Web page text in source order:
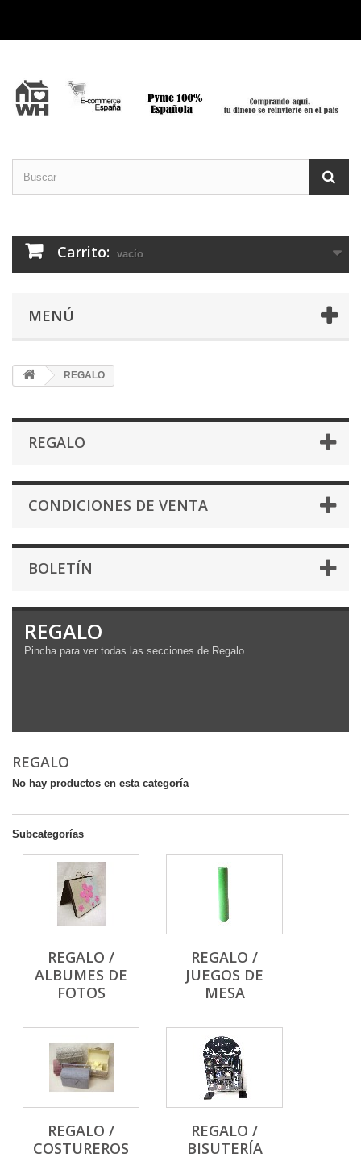
Carrito: vacío
MENÚ
REGALO
REGALO
CONDICIONES DE VENTA
BOLETÍN
REGALO
Pincha para ver todas las secciones de Regalo
REGALO
No hay productos en esta categoría
Subcategorías
REGALO /
ALBUMES DE
FOTOS
REGALO /
JUEGOS DE
MESA
REGALO /
COSTUREROS
REGALO /
BISUTERÍA